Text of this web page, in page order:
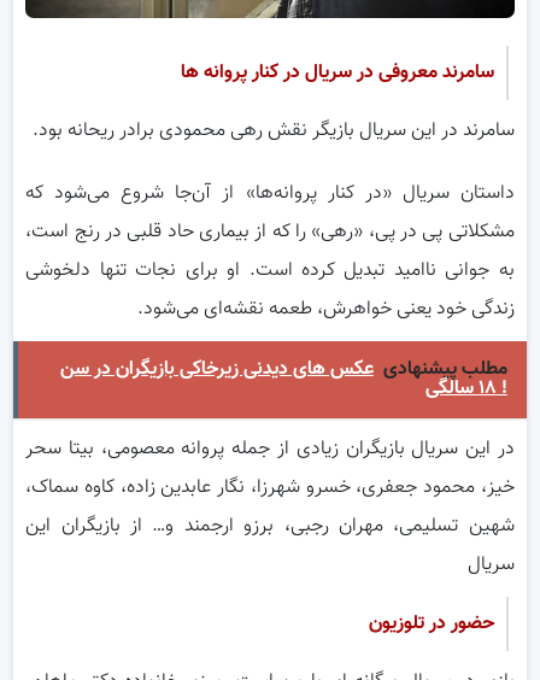
سامرند معروفی در سریال در کنار پروانه ها
سامرند در این سریال بازیگر نقش رهی محمودی برادر ریحانه بود.
داستان سریال «در کنار پروانه‌ها» از آن‌جا شروع می‌شود که
مشکلاتی پی در پی، «رهی» را که از بیماری حاد قلبی در رنج است،
به جوانی ناامید تبدیل کرده است. او برای نجات تنها دلخوشی
زندگی خود یعنی خواهرش، طعمه نقشه‌ای می‌شود.
مطلب پیشنهادی عکس های دیدنی زیرخاکی بازیگران در سن
۱۸ سالگی !
در این سریال بازیگران زیادی از جمله پروانه معصومی، بیتا سحر
خیز، محمود جعفری، خسرو شهرزا، نگار عابدین زاده، کاوه سماک،
شهین تسلیمی، مهران رجبی، برزو ارجمند و… از بازیگران این
سریال
حضور در تلوزیون